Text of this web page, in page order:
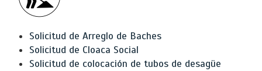
Solicitud de Arreglo de Baches
Solicitud de Cloaca Social
Solicitud de colocación de tubos de desagüe